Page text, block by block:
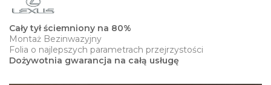
Cały tył ściemniony na 80%
Montaż Bezinwazyjny
Folia o najlepszych parametrach przejrzystości
Dożywotnia gwarancja na całą usługę